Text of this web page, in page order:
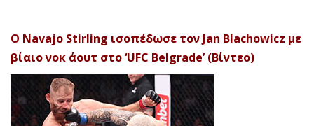
Ο Navajo Stirling ισοπέδωσε τον Jan Blachowicz με
βίαιο νοκ άουτ στο ‘UFC Belgrade’ (Βίντεο)